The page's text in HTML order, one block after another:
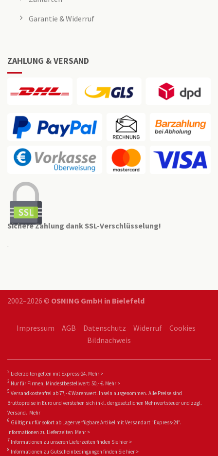
Garantie & Widerruf
ZAHLUNG & VERSAND
Sichere Zahlung dank SSL-Verschlüsselung!
.
2002–2026 © OSNING GmbH in Bielefeld
Impressum AGB Datenschutz Widerruf
Cookies
Bildnachweis
2 Lieferzeiten gelten mit Express-24. Mehr >
3 Nur für Firmen, Mindestbestellwert: 50,- €. Mehr >
5 Versandkostenfrei ab 77,- € Warenwert. Inseln ausgenommen. Alle Preise sind
Bruttopreise in Euro und verstehen sich inkl. der gesetzlichen Mehrwertsteuer und zzgl.
Versand. Mehr
6 Gültig nur für sofort ab Lager verfügbare Artikel mit Versandart "Express-24".
Informationen zu Lieferzeiten Mehr >
7 Informationen zu unseren Lieferzeiten finden Sie hier >
8 Informationen zu Gutscheinbedingungen finden Sie hier >